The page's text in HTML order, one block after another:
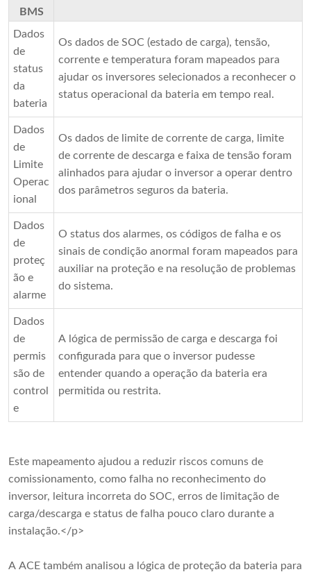
BMS
Dados
de
status
da
bateria
Os dados de SOC (estado de carga), tensão,
corrente e temperatura foram mapeados para
ajudar os inversores selecionados a reconhecer o
status operacional da bateria em tempo real.
Dados
de
Limite
Operac
ional
Os dados de limite de corrente de carga, limite
de corrente de descarga e faixa de tensão foram
alinhados para ajudar o inversor a operar dentro
dos parâmetros seguros da bateria.
Dados
de
proteç
ão e
alarme
O status dos alarmes, os códigos de falha e os
sinais de condição anormal foram mapeados para
auxiliar na proteção e na resolução de problemas
do sistema.
Dados
de
permis
são de
control
e
A lógica de permissão de carga e descarga foi
configurada para que o inversor pudesse
entender quando a operação da bateria era
permitida ou restrita.
Este mapeamento ajudou a reduzir riscos comuns de
comissionamento, como falha no reconhecimento do
inversor, leitura incorreta do SOC, erros de limitação de
carga/descarga e status de falha pouco claro durante a
instalação.</p>
A ACE também analisou a lógica de proteção da bateria para